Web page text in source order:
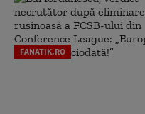
FANATIK.RO